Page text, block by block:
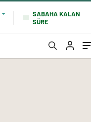
SABAHA KALAN
SÜRE